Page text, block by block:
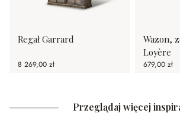
Regał Garrard
8 269,00 zł
Wazon,
Loyère
679,00 zł
Przeglądaj więcej